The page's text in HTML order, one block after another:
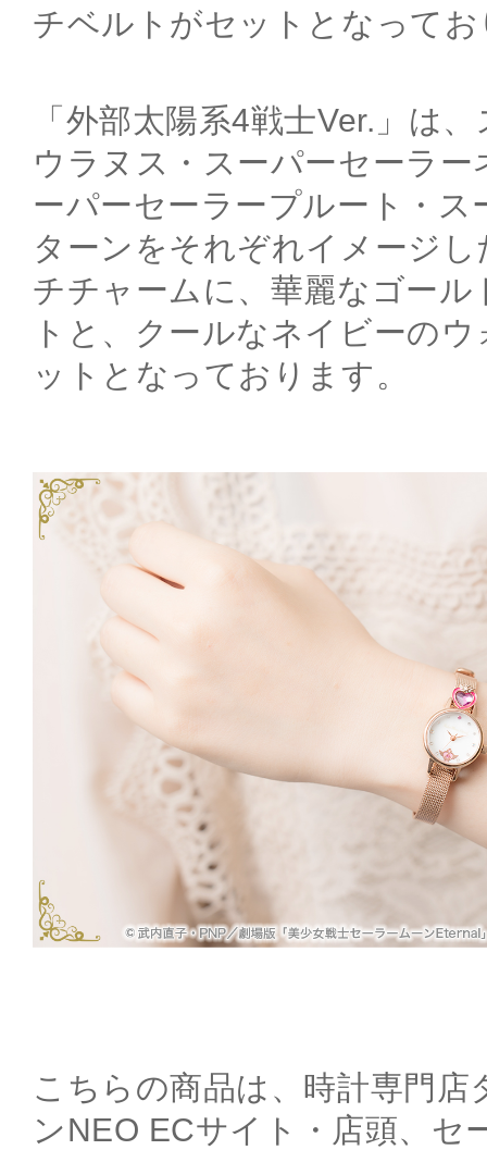
チベルトがセットとなって
「外部太陽系4戦士Ver.」は
ウラヌス・スーパーセーラ
ーパーセーラープルート・ス
ターンをそれぞれイメージ
チチャームに、華麗なゴー
トと、クールなネイビーの
ットとなっております。
こちらの商品は、時計専門店
ンNEO ECサイト・店頭、セ